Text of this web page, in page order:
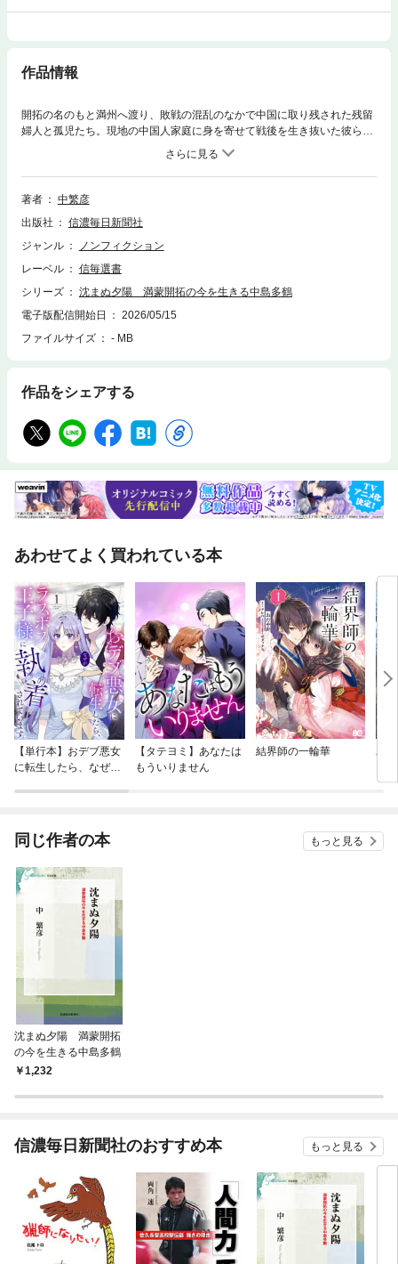
作品情報
開拓の名のもと満州へ渡り、敗戦の混乱のなかで中国に取り残された残留
婦人と孤児たち。現地の中国人家庭に身を寄せて戦後を生き抜いた彼らが
祖国に帰国できるよう、献身的に支援を続けてきた中島多鶴さん(下伊那郡
泰阜村在住)の活動を綴ったノンフィクション。自らも開拓団員だった半生
とだぶらせながら、戦争の悲惨さ、体験を語り継ぐことの大切さを訴え
る。2004年3月初版発行の本の復刻新装版。
著者
中繁彦
出版社
信濃毎日新聞社
ジャンル
ノンフィクション
レーベル
信毎選書
シリーズ
沈まぬ夕陽 満蒙開拓の今を生きる中島多鶴
電子版配信開始日
2026/05/15
ファイルサイズ
- MB
作品をシェアする
あわせてよく買われている本
【単行本】おデブ悪女
に転生したら、なぜか
【タテヨミ】あなたは
もういりません
結界師の一輪華
バ
今
同じ作者の本 もっと見る
沈まぬ夕陽 満蒙開拓
の今を生きる中島多鶴
1,232
信濃毎日新聞社のおすすめ本 もっと見る